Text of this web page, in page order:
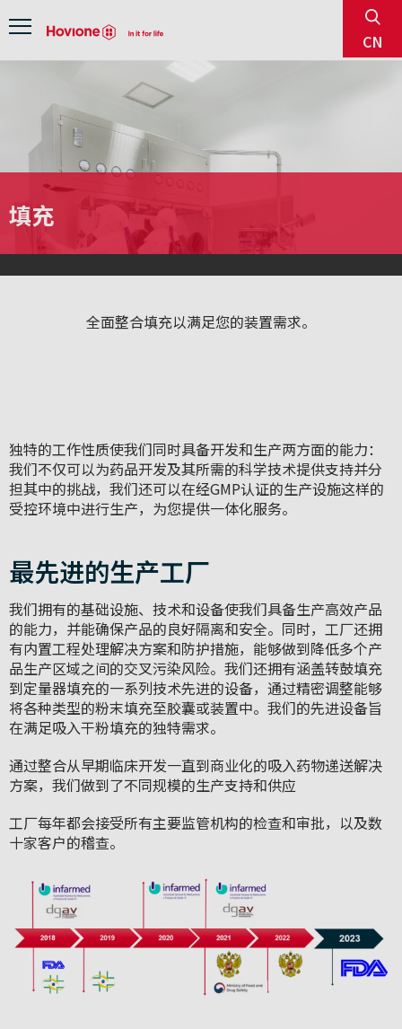
CN
Menu
填充
全面整合填充以满足您的装置需求。
独特的工作性质使我们同时具备开发和生产两方面的能力：
我们不仅可以为药品开发及其所需的科学技术提供支持并分
担其中的挑战，我们还可以在经GMP认证的生产设施这样的
受控环境中进行生产，为您提供一体化服务。
最先进的生产工厂
我们拥有的基础设施、技术和设备使我们具备生产高效产品
的能力，并能确保产品的良好隔离和安全。同时，工厂还拥
有内置工程处理解决方案和防护措施，能够做到降低多个产
品生产区域之间的交叉污染风险。我们还拥有涵盖转鼓填充
到定量器填充的一系列技术先进的设备，通过精密调整能够
将各种类型的粉末填充至胶囊或装置中。我们的先进设备旨
在满足吸入干粉填充的独特需求。
通过整合从早期临床开发一直到商业化的吸入药物递送解决
方案，我们做到了不同规模的生产支持和供应
工厂每年都会接受所有主要监管机构的检查和审批，以及数
十家客户的稽查。